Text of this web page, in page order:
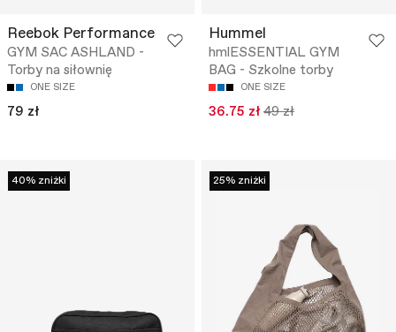
Reebok Performance
GYM SAC ASHLAND -
Torby na siłownię
ONE SIZE
79 zł
Hummel
hmlESSENTIAL GYM
BAG - Szkolne torby
ONE SIZE
36.75 zł 49 zł
40% zniżki 25% zniżki